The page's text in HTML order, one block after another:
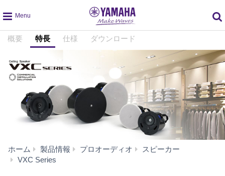
global
navigation
概要 特長 仕様 ダウンロード
ホーム 製品情報 プロオーディオ
スピーカー
VXC Series